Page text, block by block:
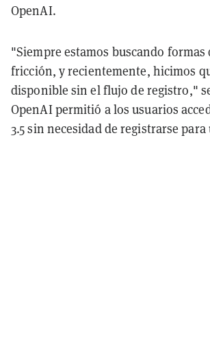
OpenAI.
"Siempre estamos buscando formas
fricción, y recientemente, hicimos
disponible sin el flujo de registro,"
OpenAI permitió a los usuarios
3.5 sin necesidad de registrarse para